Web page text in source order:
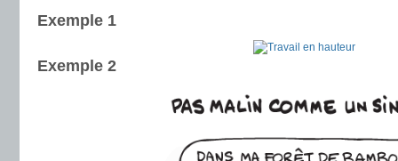
Exemple 1
Exemple 2